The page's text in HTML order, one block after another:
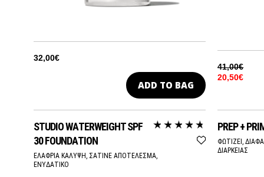
32,00€
ADD TO BAG
41,00€
20,50€
STUDIO WATERWEIGHT SPF
30 FOUNDATION
ΕΛΑΦΡΙΑ ΚΑΛΥΨΗ, ΣΑΤΙΝΕ ΑΠΟΤΕΛΕΣΜΑ,
ΕΝΥΔΑΤΙΚΟ
PREP +
ΦΩΤΙΖΕΙ,
ΔΙΑΡΚΕΙΑΣ